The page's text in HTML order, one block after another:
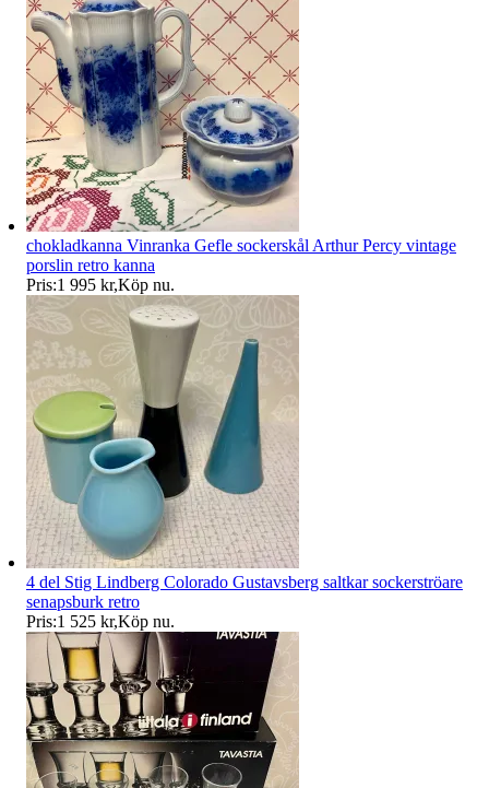
chokladkanna Vinranka Gefle sockerskål Arthur Percy vintage
porslin retro kanna
Pris:1 995 kr,Köp nu.
4 del Stig Lindberg Colorado Gustavsberg saltkar sockerströare
senapsburk retro
Pris:1 525 kr,Köp nu.